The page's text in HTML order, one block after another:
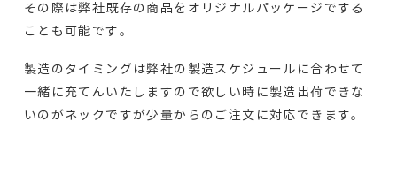
その際は弊社既存の商品をオリジナルパッケージでする
ことも可能です。
製造のタイミングは弊社の製造スケジュールに合わせて
一緒に充てんいたしますので欲しい時に製造出荷できな
いのがネックですが少量からのご注文に対応できます。